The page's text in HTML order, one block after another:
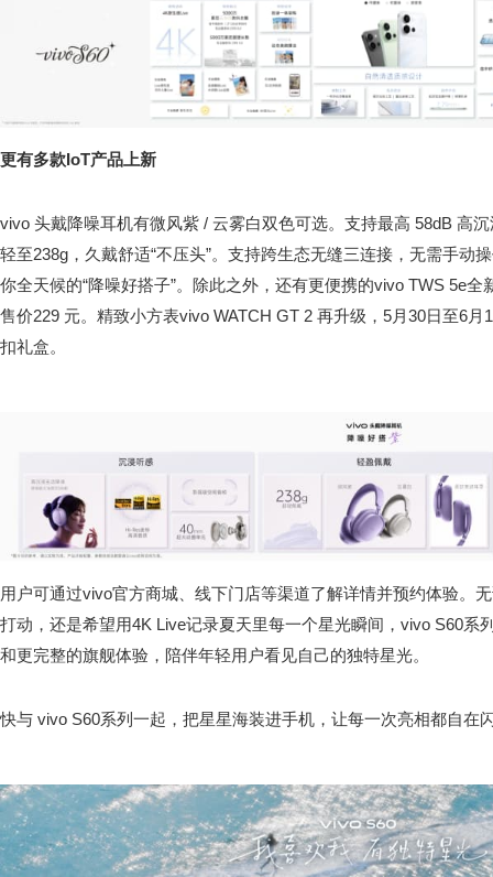
更有多款IoT产品上新
vivo 头戴降噪耳机有微风紫 / 云雾白双色可选。支持最高 58dB 高
轻至238g，久戴舒适“不压头”。支持跨生态无缝三连接，无需手动
你全天候的“降噪好搭子”。除此之外，还有更便携的vivo TWS 5e
售价229 元。精致小方表vivo WATCH GT 2 再升级，5月30日至6
扣礼盒。
用户可通过vivo官方商城、线下门店等渠道了解详情并预约体验。
打动，还是希望用4K Live记录夏天里每一个星光瞬间，vivo S60系
和更完整的旗舰体验，陪伴年轻用户看见自己的独特星光。
快与 vivo S60系列一起，把星星海装进手机，让每一次亮相都自在